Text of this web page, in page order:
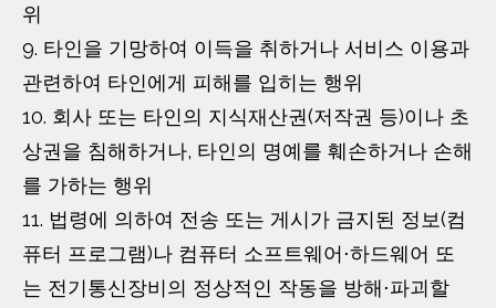
위
9. 타인을 기망하여 이득을 취하거나 서비스 이용과
관련하여 타인에게 피해를 입히는 행위
10. 회사 또는 타인의 지식재산권(저작권 등)이나 초
상권을 침해하거나, 타인의 명예를 훼손하거나 손해
를 가하는 행위
11. 법령에 의하여 전송 또는 게시가 금지된 정보(컴
퓨터 프로그램)나 컴퓨터 소프트웨어⋅하드웨어 또
는 전기통신장비의 정상적인 작동을 방해⋅파괴할